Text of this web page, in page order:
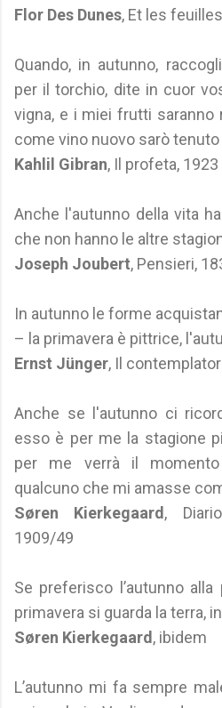
Flor Des Dunes, Et les
Quando, in autunno,
per il torchio, dite in cuor
vigna, e i miei frutti saranno
come vino nuovo sarò
Kahlil Gibran, Il profeta, 1923
Anche l'autunno della vita
che non hanno le altre
Joseph Joubert, Pensieri,
In autunno le forme
– la primavera è pittrice,
Ernst Jünger, Il
Anche se l'autunno ci
esso è per me la stagione
per me verrà il
qualcuno che mi amasse
Søren Kierkegaard ,
1909/49
Se preferisco l’autunno
primavera si guarda la terra,
Søren Kierkegaard , ibidem
L’autunno mi fa sempre